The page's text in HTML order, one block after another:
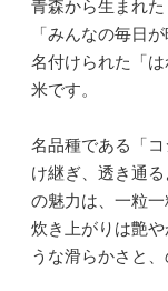
青森から生まれた
「みんなの毎日
名付けられた「
米です。
名品種である「
け継ぎ、透き通
の魅力は、一粒一
炊き上がりは艶
うな滑らかさと